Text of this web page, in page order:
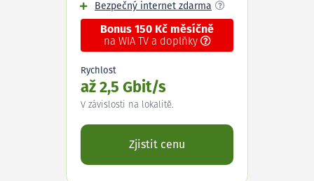
Bezpečný internet zdarma
Bonus 150 Kč měsíčně
na WIA TV a doplňky
Rychlost
až 2,5 Gbit/s
V závislosti na lokalitě.
Zjistit cenu